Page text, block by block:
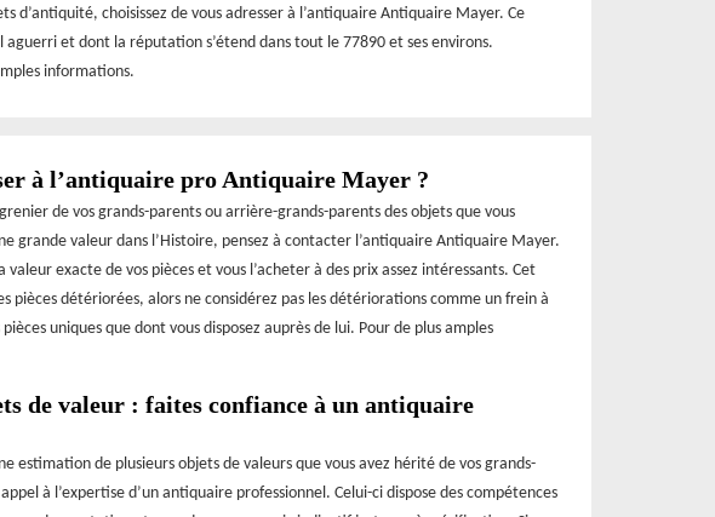
d’antiquité, choisissez de vous adresser à l’antiquaire Antiquaire Mayer. Ce
aguerri et dont la réputation s’étend dans tout le 77890 et ses environs.
informations.
à l’antiquaire pro Antiquaire Mayer ?
de vos grands-parents ou arrière-grands-parents des objets que vous
grande valeur dans l’Histoire, pensez à contacter l’antiquaire Antiquaire Mayer.
exacte de vos pièces et vous l’acheter à des prix assez intéressants. Cet
pièces détériorées, alors ne considérez pas les détériorations comme un frein à
uniques que dont vous disposez auprès de lui. Pour de plus amples
de valeur : faites confiance à un antiquaire
estimation de plusieurs objets de valeurs que vous avez hérité de vos grands-
à l’expertise d’un antiquaire professionnel. Celui-ci dispose des compétences